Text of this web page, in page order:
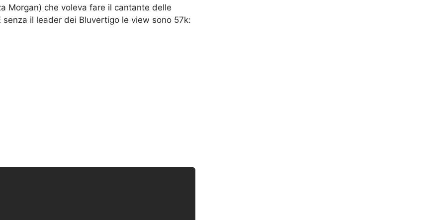
Morgan) che voleva fare il cantante delle
il leader dei Bluvertigo le view sono 57k: